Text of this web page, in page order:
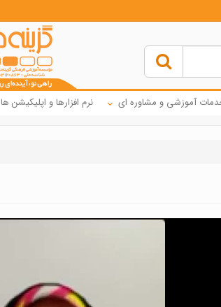
آموزشی و مشاوره ای نرم افزارها و اپلیکیشن ها